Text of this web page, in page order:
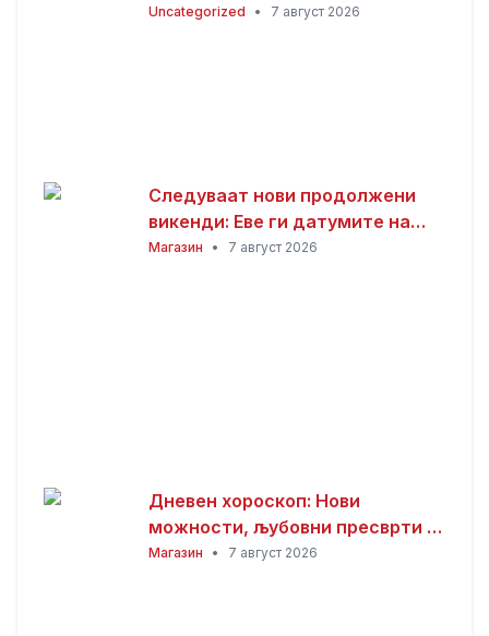
(2026)
Uncategorized • 7 август 2026
Следуваат нови продолжени
викенди: Еве ги датумите на
следните неработни денови
Магазин • 7 август 2026
Дневен хороскоп: Нови
можности, љубовни пресврти и
совети за здравјето за сите
Магазин • 7 август 2026